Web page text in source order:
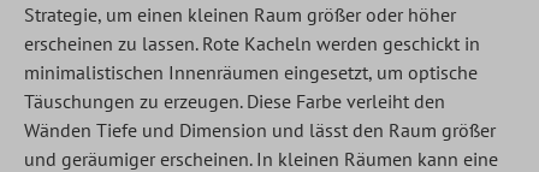
Strategie, um einen kleinen Raum größer oder höher
erscheinen zu lassen. Rote Kacheln werden geschickt in
minimalistischen Innenräumen eingesetzt, um optische
Täuschungen zu erzeugen. Diese Farbe verleiht den
Wänden Tiefe und Dimension und lässt den Raum größer
und geräumiger erscheinen. In kleinen Räumen kann eine